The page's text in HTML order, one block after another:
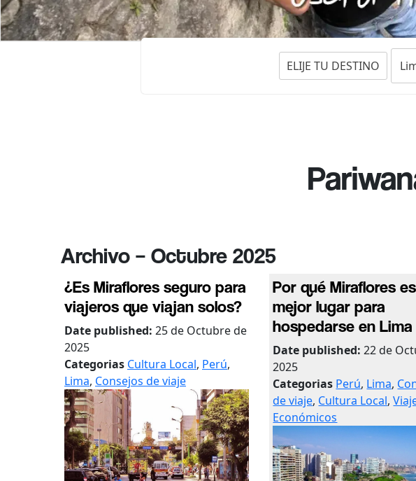
ELIJE TU DESTINO
Archivo – Octubre 2025
¿Es Miraflores seguro para
viajeros que viajan solos?
Date published: 25 de Octubre de
2025
Categorias Cultura Local, Perú,
Lima, Consejos de viaje
Por qué Miraflores
mejor lugar para
hospedarse en Lima
Date published:22 de
2025
Categorias Perú, Lima,
de viaje, Cultura Local,
Económicos